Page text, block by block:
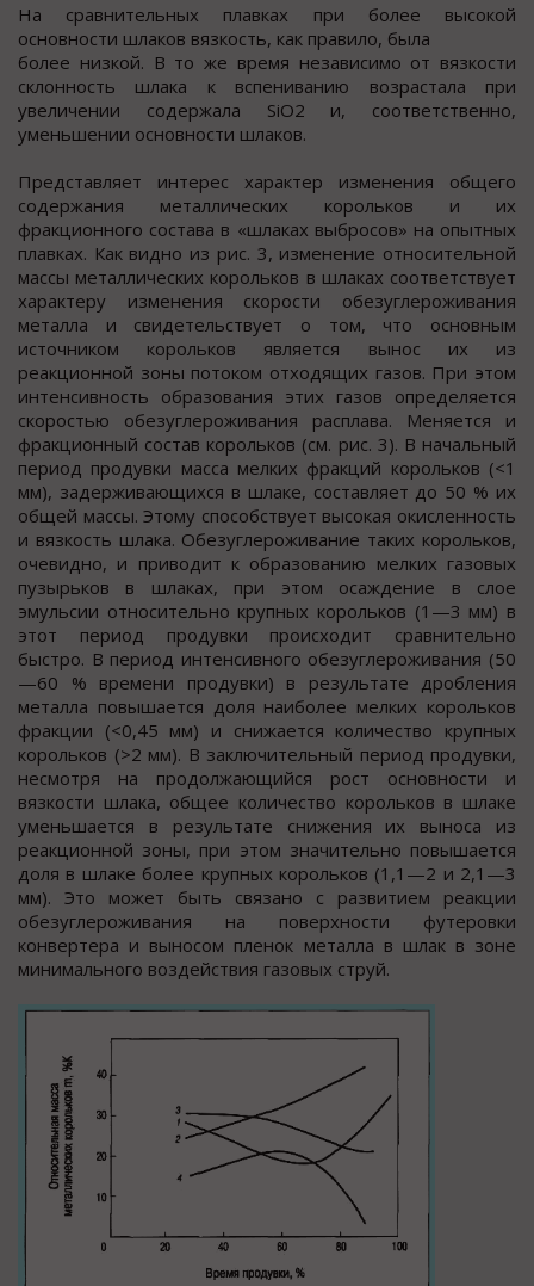
На сравнительных плавках при более высокой
основности шлаков вязкость, как правило, была
более низкой. В то же время независимо от вязкости
склонность шлака к вспениванию возрастала при
увеличении содержала SiO2 и, соответственно,
уменьшении основности шлаков.
Представляет интерес характер изменения общего
содержания металлических корольков и их
фракционного состава в «шлаках выбросов» на опытных
плавках. Как видно из рис. 3, изменение относительной
массы металлических корольков в шлаках соответствует
характеру изменения скорости обезуглероживания
металла и свидетельствует о том, что основным
источником корольков является вынос их из
реакционной зоны потоком отходящих газов. При этом
интенсивность образования этих газов определяется
скоростью обезуглероживания расплава. Меняется и
фракционный состав корольков (см. рис. 3). В начальный
период продувки масса мелких фракций корольков (<1
мм), задерживающихся в шлаке, составляет до 50 % их
общей массы. Этому способствует высокая окисленность
и вязкость шлака. Обезуглероживание таких корольков,
очевидно, и приводит к образованию мелких газовых
пузырьков в шлаках, при этом осаждение в слое
эмульсии относительно крупных корольков (1—3 мм) в
этот период продувки происходит сравнительно
быстро. В период интенсивного обезуглероживания (50
—60 % времени продувки) в результате дробления
металла повышается доля наиболее мелких корольков
фракции (<0,45 мм) и снижается количество крупных
корольков (>2 мм). В заключительный период продувки,
несмотря на продолжающийся рост основности и
вязкости шлака, общее количество корольков в шлаке
уменьшается в результате снижения их выноса из
реакционной зоны, при этом значительно повышается
доля в шлаке более крупных корольков (1,1—2 и 2,1—3
мм). Это может быть связано с развитием реакции
обезуглероживания на поверхности футеровки
конвертера и выносом пленок металла в шлак в зоне
минимального воздействия газовых струй.